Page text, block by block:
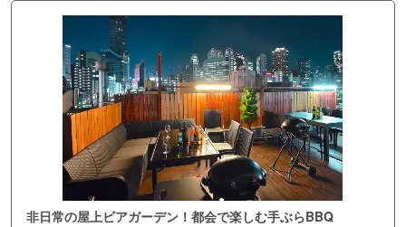
非日常の屋上ビアガーデン！都会で楽しむ手ぶらBBQ